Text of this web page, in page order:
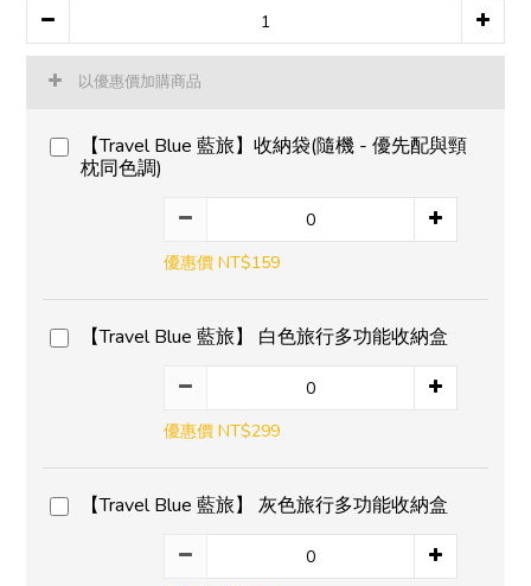
以優惠價加購商品
【Travel Blue 藍旅】收納袋(隨機 - 優先配與頸
枕同色調)
優惠價 NT$159
【Travel Blue 藍旅】 白色旅行多功能收納盒
優惠價 NT$299
【Travel Blue 藍旅】 灰色旅行多功能收納盒